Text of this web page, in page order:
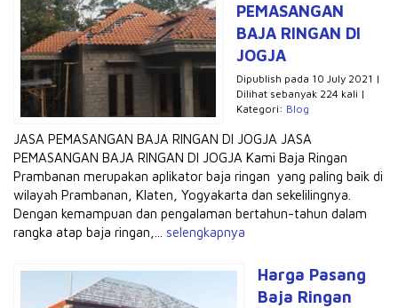
PEMASANGAN
BAJA RINGAN DI
JOGJA
Dipublish pada 10 July 2021 |
Dilihat sebanyak 224 kali |
Kategori: Blog
JASA PEMASANGAN BAJA RINGAN DI JOGJA JASA
PEMASANGAN BAJA RINGAN DI JOGJA Kami Baja Ringan
Prambanan merupakan aplikator baja ringan yang paling baik di
wilayah Prambanan, Klaten, Yogyakarta dan sekelilingnya.
Dengan kemampuan dan pengalaman bertahun-tahun dalam
rangka atap baja ringan,... selengkapnya
Harga Pasang
Baja Ringan